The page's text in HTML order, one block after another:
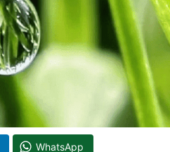
WhatsApp